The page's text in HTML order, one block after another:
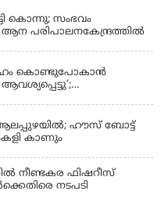
കൊന്നു; സംഭവം
ആന പരിപാലനകേന്ദ്രത്തിൽ
കൊണ്ടുപോകാന്‍
ആലപ്പുഴയില്‍; ഹൗസ് ബോട്ട്
കാണും
നീണ്ടകര ഫിഷറീസ്
നടപടി